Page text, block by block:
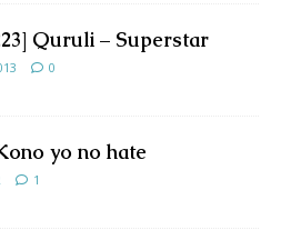
Quruli – Superstar
0
yo no hate
1